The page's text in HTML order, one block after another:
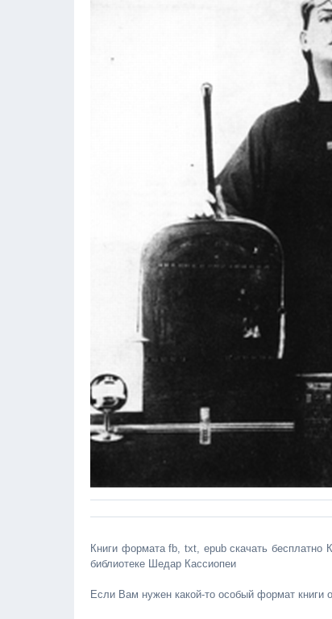
Книги формата fb, txt, epub скачать бесплатно
библиотеке Шедар Кассиопеи
Если Вам нужен какой-то особый формат книги